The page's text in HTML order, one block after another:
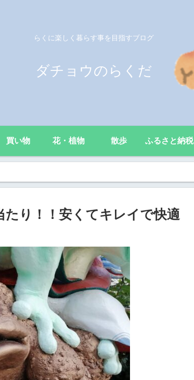
らくに楽しく暮らす事を目指すブログ
ダチョウのらくだ
買い物 花・植物 散歩 ふるさと納税
り！！安くてキレイで快適